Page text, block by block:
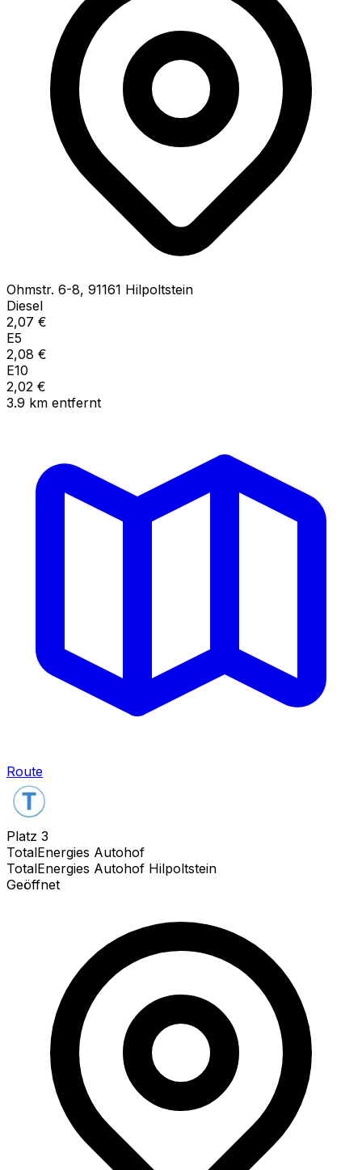
Ohmstr. 6-8, 91161 Hilpoltstein
Diesel
2,07 €
E5
2,08 €
E10
2,02 €
3.9 km entfernt
Route
Platz 3
TotalEnergies Autohof
TotalEnergies Autohof Hilpoltstein
Geöffnet